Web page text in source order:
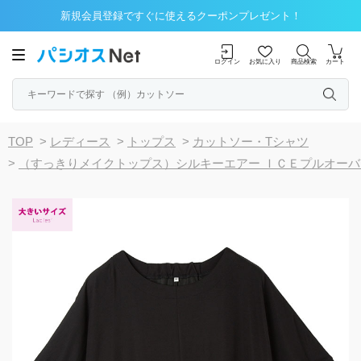
新規会員登録ですぐに使えるクーポンプレゼント！
ログイン お気に入り 商品検索 カート
TOP > レディース > トップス > カットソー・Tシャツ
>
（すっきりメイクトップス）シルキーエアー ＩＣＥプルオー